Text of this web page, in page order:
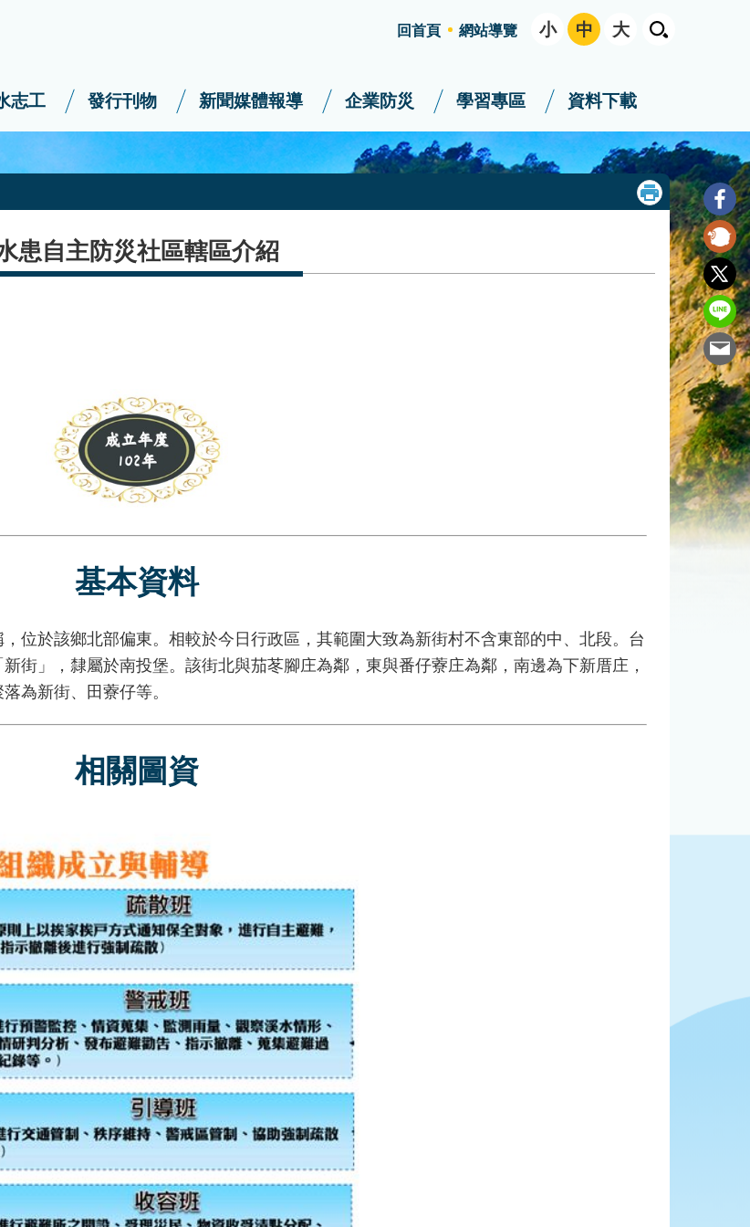
回首頁
網站導覽 小 中 大
志工 發行刊物 新聞媒體報導 企業防災 學習專區 資料下載
患自主防災社區轄區介紹
基本資料
於該鄉北部偏東。相較於今日行政區，其範圍大致為新街村不含東部的中、北段。台
街」，隸屬於南投堡。該街北與茄苳腳庄為鄰，東與番仔藔庄為鄰，南邊為下新厝庄，
為新街、田藔仔等。
相關圖資